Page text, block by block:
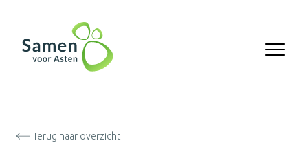
Terug naar overzicht